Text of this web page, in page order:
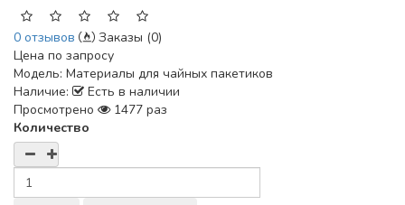
0 отзывов
Заказы (0)
Цена по запросу
Модель: Материалы для чайных пакетиков
Наличие:
Есть в наличии
Просмотрено
1477 раз
Количество